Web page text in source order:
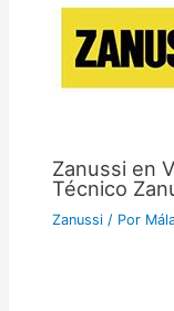
Zanussi en
Técnico
Zanussi / Por